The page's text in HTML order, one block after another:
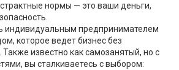
нормы — это ваши деньги,
индивидуальным предпринимателем
которое ведет бизнес без
. Также известно каксамозанятый, но с
, вы сталкиваетесь с выбором: